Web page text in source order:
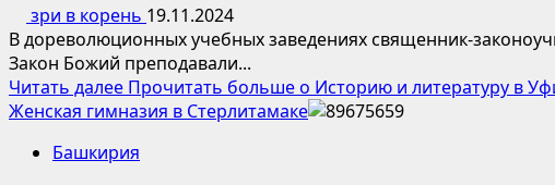
зри в корень 19.11.2024
В дореволюционных учебных заведениях священник-
Закон Божий преподавали...
Читать далее Прочитать больше о Историю и литературу в
Женская гимназия в Стерлитамаке
Башкирия